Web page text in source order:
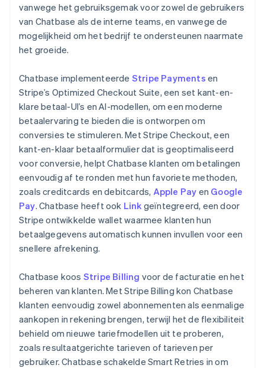
vanwege het gebruiksgemak voor zowel de gebruikers
van Chatbase als de interne teams, en vanwege de
mogelijkheid om het bedrijf te ondersteunen naarmate
het groeide.
Chatbase implementeerde Stripe Payments en
Stripe’s Optimized Checkout Suite, een set kant-en-
klare betaal-UI’s en AI-modellen, om een moderne
betaalervaring te bieden die is ontworpen om
conversies te stimuleren. Met Stripe Checkout, een
kant-en-klaar betaalformulier dat is geoptimaliseerd
voor conversie, helpt Chatbase klanten om betalingen
eenvoudig af te ronden met hun favoriete methoden,
zoals creditcards en debitcards, Apple Pay en Google
Pay. Chatbase heeft ook Link geïntegreerd, een door
Stripe ontwikkelde wallet waarmee klanten hun
betaalgegevens automatisch kunnen invullen voor een
snellere afrekening.
Chatbase koos Stripe Billing voor de facturatie en het
beheren van klanten. Met Stripe Billing kon Chatbase
klanten eenvoudig zowel abonnementen als eenmalige
aankopen in rekening brengen, terwijl het de flexibiliteit
behield om nieuwe tariefmodellen uit te proberen,
zoals resultaatgerichte tarieven of tarieven per
gebruiker. Chatbase schakelde Smart Retries in om